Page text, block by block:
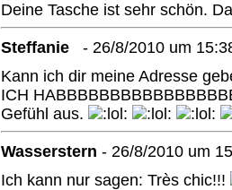
Deine Tasche ist sehr schön.
Steffanie
- 26/8/2010 um
Kann ich dir meine Adresse
ICH
Gefühl aus.
Wasserstern - 26/8/2010 um
Ich kann nur sagen: Très chic!!!